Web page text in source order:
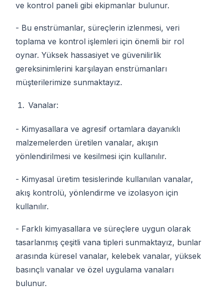
ve kontrol paneli gibi ekipmanlar bulunur.
- Bu enstrümanlar, süreçlerin izlenmesi, veri
toplama ve kontrol işlemleri için önemli bir rol
oynar. Yüksek hassasiyet ve güvenilirlik
gereksinimlerini karşılayan enstrümanları
müşterilerimize sunmaktayız.
Vanalar:
- Kimyasallara ve agresif ortamlara dayanıklı
malzemelerden üretilen vanalar, akışın
yönlendirilmesi ve kesilmesi için kullanılır.
- Kimyasal üretim tesislerinde kullanılan vanalar,
akış kontrolü, yönlendirme ve izolasyon için
kullanılır.
- Farklı kimyasallara ve süreçlere uygun olarak
tasarlanmış çeşitli vana tipleri sunmaktayız, bunlar
arasında küresel vanalar, kelebek vanalar, yüksek
basınçlı vanalar ve özel uygulama vanaları
bulunur.